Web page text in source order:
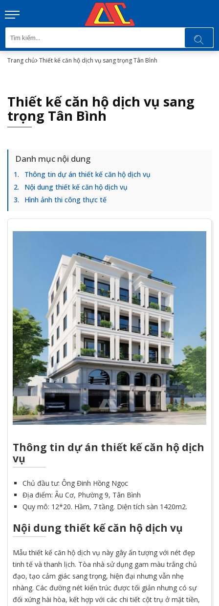
Trang chủ Thiết kế căn hộ dịch vụ sang trọng Tân Bình
Thiết kế căn hộ dịch vụ sang
trọng Tân Bình
Danh mục nội dung
Thông tin dự án thiết kế căn hộ dịch vụ
Nội dung thiết kế căn hộ dịch vụ
Hình ảnh thi công thực tế
Thông tin dự án thiết kế căn hộ dịch
vụ
Chủ đầu tư: Ông Đinh Hồng Ngọc
Địa điểm: Âu Cơ, Phường 9, Tân Bình
Quy mô: 12*20. Hầm, 7 tầng. Diện tích sàn 1420m2.
Nội dung thiết kế căn hộ dịch vụ
Mẫu thiết kế căn hộ dịch vụ này gây ấn tượng với nét đẹp
tinh tế và thanh lịch. Tòa nhà sử dụng gam màu trắng chủ
đạo, tạo cảm giác sang trọng, hiện đại nhưng vẫn nhẹ
nhàng. Các đường nét kiến trúc được tối giản nhưng có sự
đối xứng hài hòa, kết hợp với các chi tiết cột trụ ở mặt tiền,